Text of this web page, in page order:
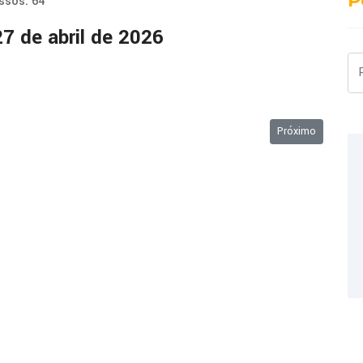
de abril de 2026
2026 Próximo artigo:
Próximo